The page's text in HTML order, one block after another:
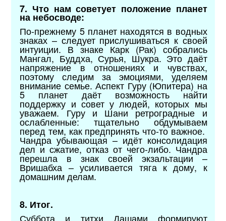
7. Что нам советует положение планет
на небосводе:
По-прежнему 5 планет находятся в водных
знаках – следует прислушиваться к своей
интуиции. В знаке Карк (Рак) собрались
Мангал, Буддха, Сурья, Шукра. Это даёт
напряжение в отношениях и чувствах,
поэтому следим за эмоциями, уделяем
внимание семье. Аспект Гуру (Юпитера) на
5 планет даёт возможность найти
поддержку и совет у людей, которых мы
уважаем. Гуру и Шани ретроградные и
ослабленные: тщательно обдумываем
перед тем, как предпринять что-то важное.
Чандра убывающая – идёт консолидация
дел и сжатие, отказ от чего-либо. Чандра
перешла в знак своей экзальтации –
Вришабха – усиливается тяга к дому, к
домашним делам.
8. Итог.
Суббота и титхи Дашами формируют